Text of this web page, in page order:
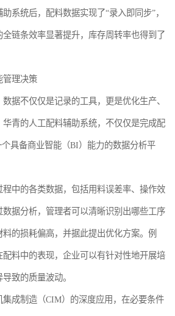
系统后，配料数据实现了“录入即同步”，
链条效率显著提升，库存周转率也得到了
管理决策
据不仅仅是记录的工具，更是优化生产、
青的人工配料辅助系统，不仅仅是完成配
具备商业智能（BI）能力的数据分析平
中的各类数据，包括用料误差率、操作效
据分析，管理者可以清晰识别出哪些工序
的损耗偏高，并据此提出优化方案。例
料中的表现，企业可以有针对性地开展培
致的质量波动。
成制造（CIM）的深度应用，在必要条件